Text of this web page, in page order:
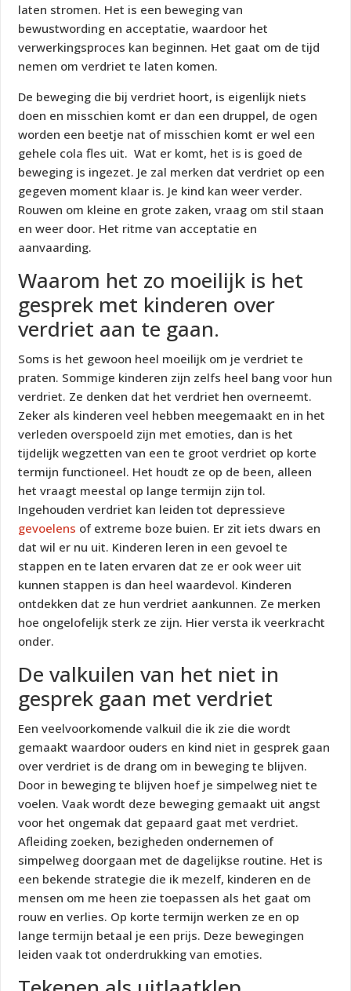
laten stromen. Het is een beweging van
bewustwording en acceptatie, waardoor het
verwerkingsproces kan beginnen. Het gaat om de tijd
nemen om verdriet te laten komen.
De beweging die bij verdriet hoort, is eigenlijk niets
doen en misschien komt er dan een druppel, de ogen
worden een beetje nat of misschien komt er wel een
gehele cola fles uit. Wat er komt, het is is goed de
beweging is ingezet. Je zal merken dat verdriet op een
gegeven moment klaar is. Je kind kan weer verder.
Rouwen om kleine en grote zaken, vraag om stil staan
en weer door. Het ritme van acceptatie en
aanvaarding.
Waarom het zo moeilijk is het
gesprek met kinderen over
verdriet aan te gaan.
Soms is het gewoon heel moeilijk om je verdriet te
praten. Sommige kinderen zijn zelfs heel bang voor hun
verdriet. Ze denken dat het verdriet hen overneemt.
Zeker als kinderen veel hebben meegemaakt en in het
verleden overspoeld zijn met emoties, dan is het
tijdelijk wegzetten van een te groot verdriet op korte
termijn functioneel. Het houdt ze op de been, alleen
het vraagt meestal op lange termijn zijn tol.
Ingehouden verdriet kan leiden tot depressieve
gevoelens of extreme boze buien. Er zit iets dwars en
dat wil er nu uit. Kinderen leren in een gevoel te
stappen en te laten ervaren dat ze er ook weer uit
kunnen stappen is dan heel waardevol. Kinderen
ontdekken dat ze hun verdriet aankunnen. Ze merken
hoe ongelofelijk sterk ze zijn. Hier versta ik veerkracht
onder.
De valkuilen van het niet in
gesprek gaan met verdriet
Een veelvoorkomende valkuil die ik zie die wordt
gemaakt waardoor ouders en kind niet in gesprek gaan
over verdriet is de drang om in beweging te blijven.
Door in beweging te blijven hoef je simpelweg niet te
voelen. Vaak wordt deze beweging gemaakt uit angst
voor het ongemak dat gepaard gaat met verdriet.
Afleiding zoeken, bezigheden ondernemen of
simpelweg doorgaan met de dagelijkse routine. Het is
een bekende strategie die ik mezelf, kinderen en de
mensen om me heen zie toepassen als het gaat om
rouw en verlies. Op korte termijn werken ze en op
lange termijn betaal je een prijs. Deze bewegingen
leiden vaak tot onderdrukking van emoties.